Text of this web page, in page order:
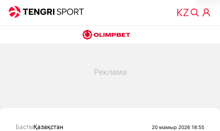
БастыҚазақстан 20 мамыр 2026 18:55